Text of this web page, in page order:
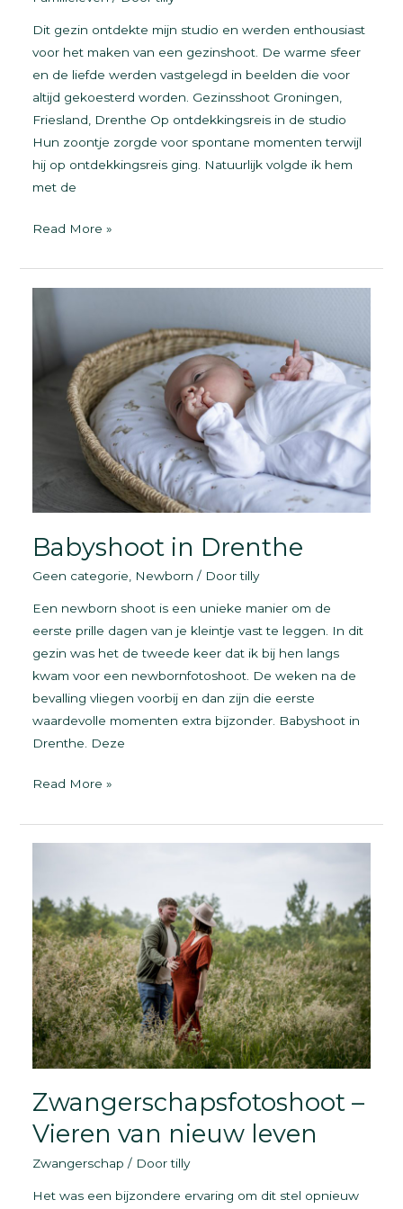
Dit gezin ontdekte mijn studio en werden enthousiast
voor het maken van een gezinshoot. De warme sfeer
en de liefde werden vastgelegd in beelden die voor
altijd gekoesterd worden. Gezinsshoot Groningen,
Friesland, Drenthe Op ontdekkingsreis in de studio
Hun zoontje zorgde voor spontane momenten terwijl
hij op ontdekkingsreis ging. Natuurlijk volgde ik hem
met de
Gezinshoot
Friesland,
Read More »
Babyshoot in Drenthe
Geen categorie Newborn / Doortilly
Een newborn shoot is een unieke manier om de
eerste prille dagen van je kleintje vast te leggen. In dit
gezin was het de tweede keer dat ik bij hen langs
kwam voor een newbornfotoshoot. De weken na de
bevalling vliegen voorbij en dan zijn die eerste
waardevolle momenten extra bijzonder. Babyshoot in
Drenthe. Deze
Babyshoot
Drenthe
Read More »
Zwangerschapsfotoshoot –
Vieren van nieuw leven
Zwangerschap / Doortilly
Het was een bijzondere ervaring om dit stel opnieuw